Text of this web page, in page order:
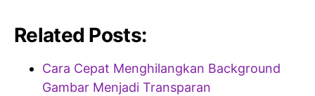
Related Posts:
Cara Cepat Menghilangkan Background
Gambar Menjadi Transparan